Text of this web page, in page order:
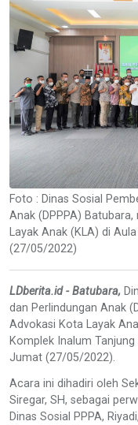
Foto : Dinas Sosial
Anak (DPPPA)
Layak Anak (KLA) di
(27/05/2022)
LDberita.id - Batubara,
dan Perlindungan Anak
Advokasi Kota Layak
Komplek Inalum
Jumat (27/05/2022).
Acara ini dihadiri oleh
Siregar, SH, sebagai
Dinas Sosial PPPA,